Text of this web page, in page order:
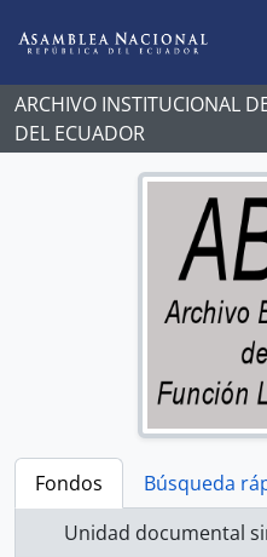
ARCHIVO INSTITUCIONAL
DEL ECUADOR
Fondos
Búsqueda
Unidad documental